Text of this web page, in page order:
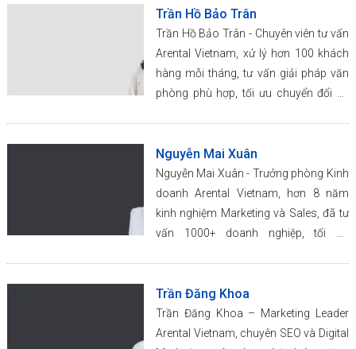
Trần Hồ Bảo Trân
Trần Hồ Bảo Trân - Chuyên viên tư vấn
Arental Vietnam, xử lý hơn 100 khách
hàng mỗi tháng, tư vấn giải pháp văn
phòng phù hợp, tối ưu chuyển đổi và
Nguyễn Mai Xuân
Nguyễn Mai Xuân - Trưởng phòng Kinh
doanh Arental Vietnam, hơn 8 năm
kinh nghiệm Marketing và Sales, đã tư
vấn 1000+ doanh nghiệp, tối ưu
Trần Đăng Khoa
Trần Đăng Khoa – Marketing Leader
Arental Vietnam, chuyên SEO và Digital